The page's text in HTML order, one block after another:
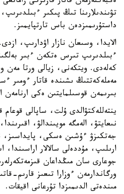
تۋىندىلارىنا تىڭ پىكىر ءبىلدىرىپ،
داستۇرىمىزدەن باس تارتپايمىز.
الايدا، وسىعان نازار اۋدارىپ،
ءبىلدىرىپ تىرس ەتكەن ءبىر
كەلەدى. ويتكەنى، زيالى ورتا مەن
مەملەكەتتىڭ ىشىندە قاتار ءومىر
بىرىمەن قوسىلمايتىن ەكى ارنامەن
ينتەللەكتۋالدى ۇلت، ساپالى قوعام
نىعايتۋ، الەمگە مويىندالۋ،
جەتكىزۋ ءۇشىن ەسكى، پايداسىز،
ارىلىپ، مۇددەلى سالالار
جوعارى سان مىڭداعان
ورگاندارمەن ءوزارا تىعىز قارىم-
مىندەتى الدىمىزدا تۇرعانى اقيقات.